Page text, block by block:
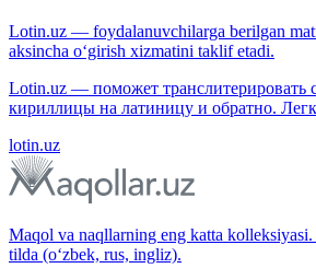
Lotin.uz — foydalanuvchilarga berilgan
aksincha o‘girish xizmatini taklif etadi.
Lotin.uz — поможет транслитерировать
кириллицы на латиницу и обратно.
lotin.uz
Maqol va naqllarning eng katta
tilda (o‘zbek, rus, ingliz).